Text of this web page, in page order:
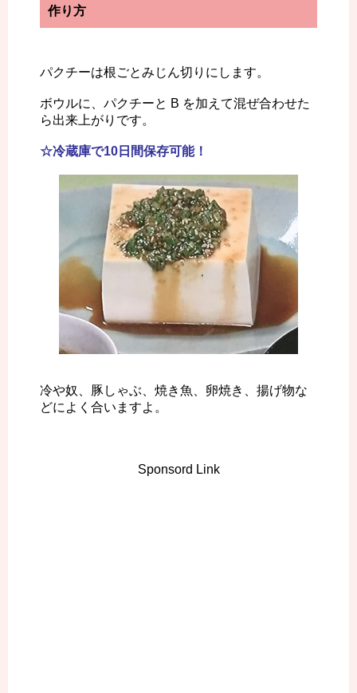
作り方
パクチーは根ごとみじん切りにします。
ボウルに、パクチーと B を加えて混ぜ合わせた
ら出来上がりです。
☆冷蔵庫で10日間保存可能！
冷や奴、豚しゃぶ、焼き魚、卵焼き、揚げ物な
どによく合いますよ。
Sponsord Link